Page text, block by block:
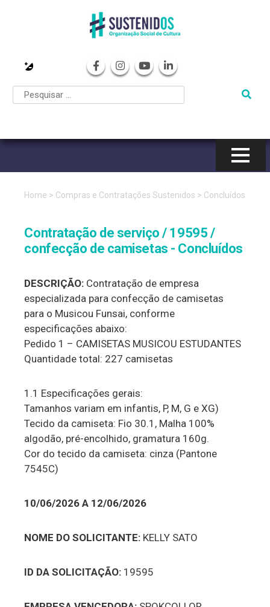
Pular
o
Home > Compras e Contratações Sustenidos > Concluídos
Contratação de serviço / 19595 /
confecção de camisetas - Concluídos
DESCRIÇÃO: Contratação de empresa
especializada para confecção de camisetas
para o Musicou Funsai, conforme
especificações abaixo:
Pedido 1 – CAMISETAS MUSICOU ESTUDANTES
Quantidade total: 227 camisetas
1.1 Especificações gerais:
Tamanhos variam em infantis, P, M, G e XG)
Tecido da camiseta: Fio 30.1, Malha 100%
algodão, pré-encolhido, gramatura 160g.
Cor do tecido da camiseta: cinza (Pantone
7545C)
10/06/2026 A 12/06/2026
NOME DO SOLICITANTE: KELLY SATO
ID DA SOLICITAÇÃO: 19595